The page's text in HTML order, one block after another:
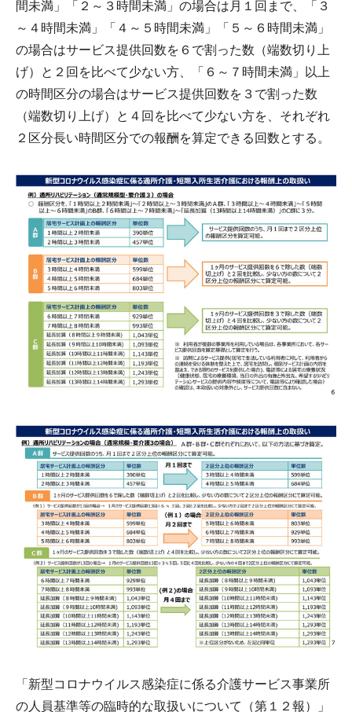
間未満」「２～３時間未満」の場合は月１回まで、「３
～４時間未満」「４～５時間未満」「５～６時間未満」
の場合はサービス提供回数を６で割った数（端数切り上
げ）と２回を比べて少ない方、「６～７時間未満」以上
の時間区分の場合はサービス提供回数を３で割った数
（端数切り上げ）と４回を比べて少ない方を、それぞれ
２区分長い時間区分での報酬を算定できる回数とする。
「新型コロナウイルス感染症に係る介護サービス事業所
の人員基準等の臨時的な取扱いについて（第１２報）」